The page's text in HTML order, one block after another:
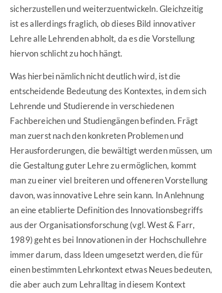
sicherzustellen und weiterzuentwickeln. Gleichzeitig
ist es allerdings fraglich, ob dieses Bild innovativer
Lehre alle Lehrenden abholt, da es die Vorstellung
hiervon schlicht zu hoch hängt.
Was hierbei nämlich nicht deutlich wird, ist die
entscheidende Bedeutung des Kontextes, in dem sich
Lehrende und Studierende in verschiedenen
Fachbereichen und Studiengängen befinden. Frägt
man zuerst nach den konkreten Problemen und
Herausforderungen, die bewältigt werden müssen, um
die Gestaltung guter Lehre zu ermöglichen, kommt
man zu einer viel breiteren und offeneren Vorstellung
davon, was innovative Lehre sein kann. In Anlehnung
an eine etablierte Definition des Innovationsbegriffs
aus der Organisationsforschung (vgl. West & Farr,
1989) geht es bei Innovationen in der Hochschullehre
immer darum, dass Ideen umgesetzt werden, die für
einen bestimmten Lehrkontext etwas Neues bedeuten,
die aber auch zum Lehralltag in diesem Kontext